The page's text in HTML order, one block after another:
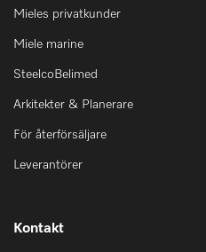
Mieles privatkunder
Miele marine
SteelcoBelimed
Arkitekter & Planerare
För återförsäljare
Leverantörer
Kontakt